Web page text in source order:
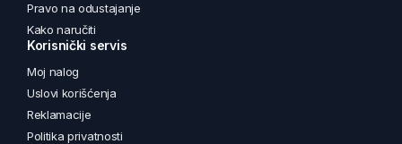
Pravo na odustajanje
Kako naručiti
Korisnički servis
Moj nalog
Uslovi korišćenja
Reklamacije
Politika privatnosti